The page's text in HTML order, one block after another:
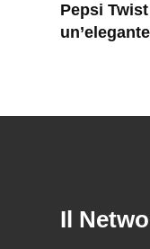
Pepsi
Il